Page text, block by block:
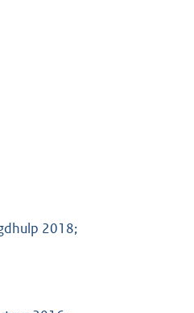
2018;